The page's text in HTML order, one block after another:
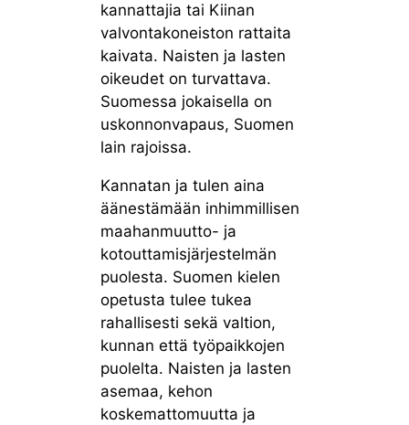
kannattajia tai Kiinan
valvontakoneiston rattaita
kaivata. Naisten ja lasten
oikeudet on turvattava.
Suomessa jokaisella on
uskonnonvapaus, Suomen
lain rajoissa.
Kannatan ja tulen aina
äänestämään inhimmillisen
maahanmuutto- ja
kotouttamisjärjestelmän
puolesta. Suomen kielen
opetusta tulee tukea
rahallisesti sekä valtion,
kunnan että työpaikkojen
puolelta. Naisten ja lasten
asemaa, kehon
koskemattomuutta ja